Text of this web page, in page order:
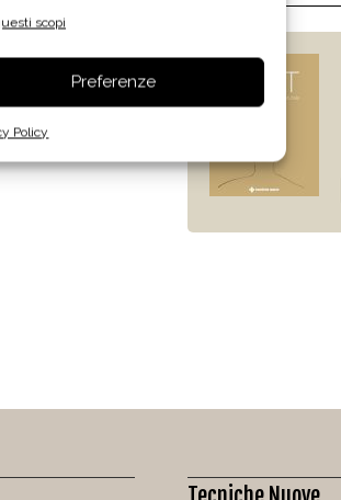
scopi
Preferenze
Policy